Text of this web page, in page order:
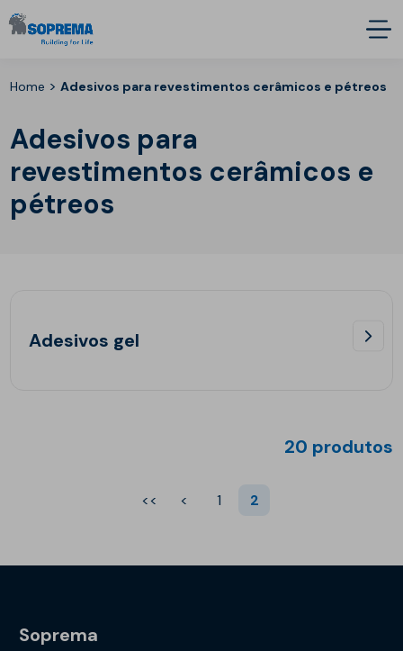
Home >Adesivos para revestimentos cerâmicos e pétreos
Adesivos para
revestimentos cerâmicos e
pétreos
Adesivos gel
20 produtos
<< < 1 2
Soprema